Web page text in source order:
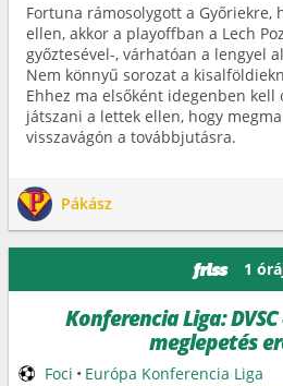
Fortuna rámosolygott a Győriekre,
ellen, akkor a playoffban a Lech
győztesével-, várhatóan a lengyel
Nem könnyű sorozat a
Ehhez ma elsőként idegenben
játszani a lettek ellen, hogy
visszavágón a továbbjutásra.
Pákász
friss 1
Konferencia Liga:
meglepetés
Foci • Európa Konferencia Liga